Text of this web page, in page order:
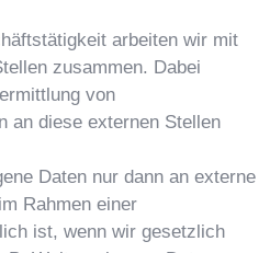
arbeiten wir mit
zusammen. Dabei
von
an diese externen Stellen
Daten nur dann an externe
Rahmen einer
ist, wenn wir gesetzlich